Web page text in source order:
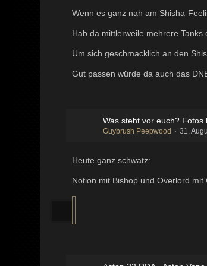
Wenn es ganz nah am Shisha-
Hab da mittlerweile mehrere
Um sich geschmacklich an den
Gut passen würde da auch das
Was steht vor euch? Fotos
Guybrush Peepwood 31.
Heute ganz schwatz:
Notion mit Bishop und Overlord mit